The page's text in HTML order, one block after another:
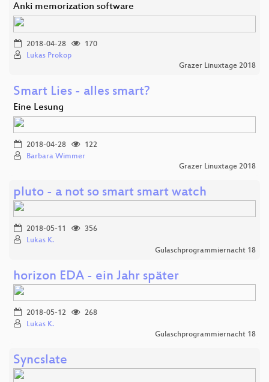
Anki memorization software
2018-04-28
170
Lukas Prokop
Grazer Linuxtage 2018
Smart Lies - alles smart?
Eine Lesung
2018-04-28
122
Barbara Wimmer
Grazer Linuxtage 2018
pluto - a not so smart smart watch
2018-05-11
356
Lukas K.
Gulaschprogrammiernacht 18
horizon EDA - ein Jahr später
2018-05-12
268
Lukas K.
Gulaschprogrammiernacht 18
Syncslate